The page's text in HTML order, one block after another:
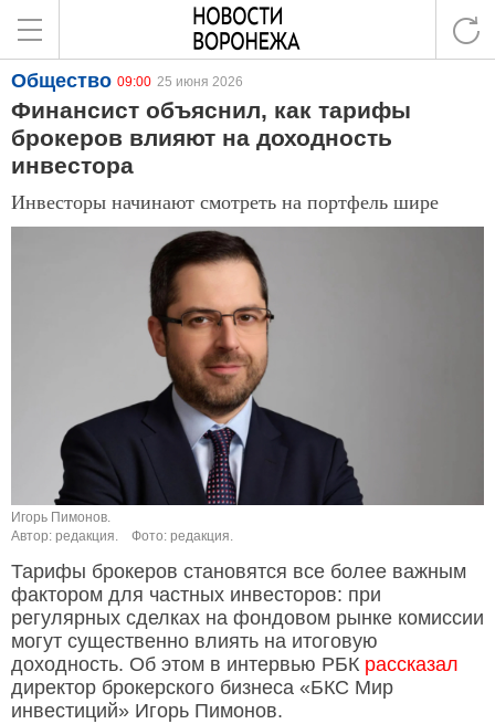
Общество 09:00 25 июня 2026
Финансист объяснил, как тарифы
брокеров влияют на доходность
инвестора
Инвесторы начинают смотреть на портфель шире
Игорь Пимонов.
Автор: редакция.
Фото: редакция.
Тарифы брокеров становятся все более важным
фактором для частных инвесторов: при
регулярных сделках на фондовом рынке комиссии
могут существенно влиять на итоговую
доходность. Об этом в интервью РБК рассказал
директор брокерского бизнеса «БКС Мир
инвестиций» Игорь Пимонов.